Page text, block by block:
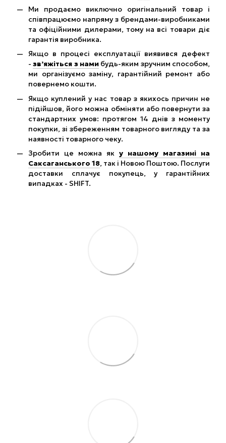
Ми продаємо виключно оригінальний товар і
співпрацюємо напряму з брендами-виробниками
та офіційними дилерами, тому на всі товари діє
гарантія виробника.
Якщо в процесі експлуатації виявився дефект
-зв’яжіться з нами будь-яким зручним способом,
ми організуємо заміну, гарантійний ремонт або
повернемо кошти.
Якщо куплений у нас товар з якихось причин не
підійшов, його можна обміняти або повернути за
стандартних умов: протягом 14 днів з моменту
покупки, зі збереженням товарного вигляду та за
наявності товарного чеку.
Зробити це можна як у нашому магазині на
Саксаганського 18, так і Новою Поштою. Послуги
доставки сплачує покупець, у гарантійних
випадках - SHIFT.